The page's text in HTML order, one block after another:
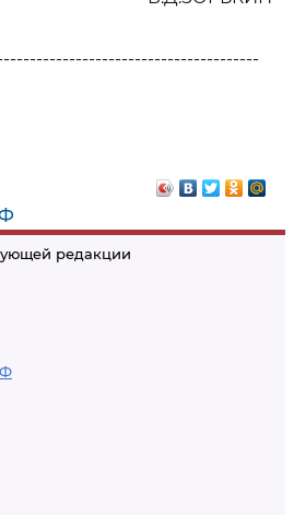
редакции